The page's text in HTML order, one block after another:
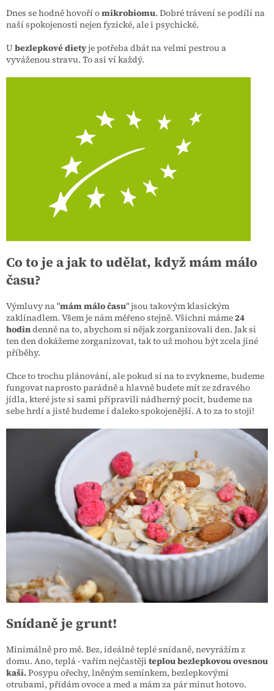
Dnes se hodně hovoří omikrobiomu. Dobré trávení se podílí na
naší spokojenosti nejen fyzické, ale i psychické.
U bezlepkové dietyje potřeba dbát na velmi pestrou a
vyváženou stravu. To asi ví každý.
Co to je a jak to udělat, když mám málo
času?
Výmluvy na "mám málo času" jsou takovým klasickým
zaklínadlem. Všem je nám měřeno stejně. Všichni máme24
hodindenně na to, abychom si nějak zorganizovali den. Jak si
ten den dokážeme zorganizovat, tak to už mohou být zcela jiné
příběhy.
Chce to trochu plánování, ale pokud si na to zvykneme, budeme
fungovat naprosto parádně a hlavně budete mít ze zdravého
jídla, které jste si sami připravili nádherný pocit, budeme na
sebe hrdí a jistě budeme i daleko spokojenější. A to za to stojí!
Snídaně je grunt!
Minimálně pro mě. Bez, ideálně teplé snídaně, nevyrážím z
domu. Ano, teplá - vařím nejčastěji teplou bezlepkovou ovesnou
kaši.Posypu ořechy, lněným semínkem, bezlepkovými
otrubami, přidám ovoce a med a mám za pár minut hotovo.